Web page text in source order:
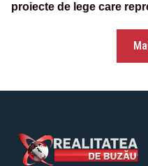
proiecte de lege care